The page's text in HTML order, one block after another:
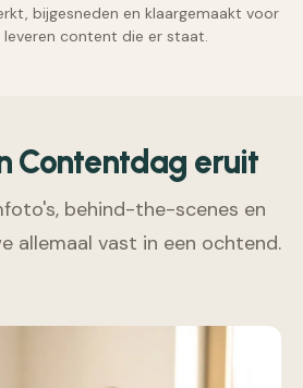
bijgesneden en klaargemaakt voor
content die er staat.
Contentdag eruit
behind-the-scenes en
allemaal vast in een ochtend.